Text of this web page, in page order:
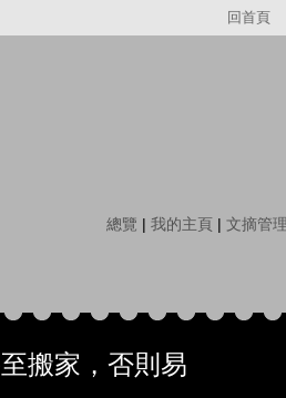
回首頁
總覽 | 我的主頁 | 文摘管理
搬家，否則易